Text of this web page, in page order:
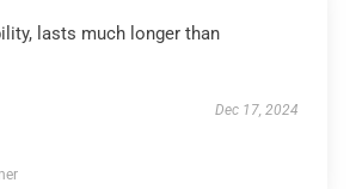
lasts much longer than
Dec 17, 2024